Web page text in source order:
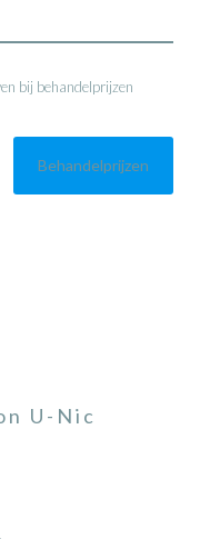
bij behandelprijzen
Behandelprijzen
U-Nic